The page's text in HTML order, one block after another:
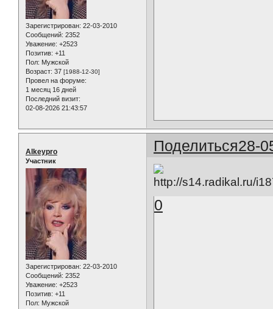
Зарегистрирован: 22-03-2010
Сообщений: 2352
Уважение: +2523
Позитив: +11
Пол: Мужской
Возраст: 37 [1988-12-30]
Провел на форуме:
1 месяц 16 дней
Последний визит:
02-08-2026 21:43:57
Поделиться28-
Alkeypro
Участник
Зарегистрирован: 22-03-2010
Сообщений: 2352
Уважение: +2523
Позитив: +11
Пол: Мужской
0